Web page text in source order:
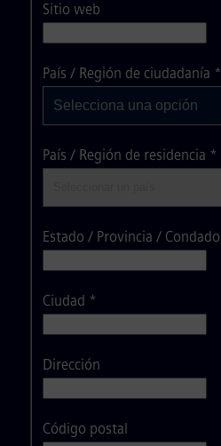
Sitio web
País / Región de ciudadanía *
Selecciona una opción
País / Región de residencia *
Estado / Provincia / Condado
Ciudad *
Dirección
Código postal